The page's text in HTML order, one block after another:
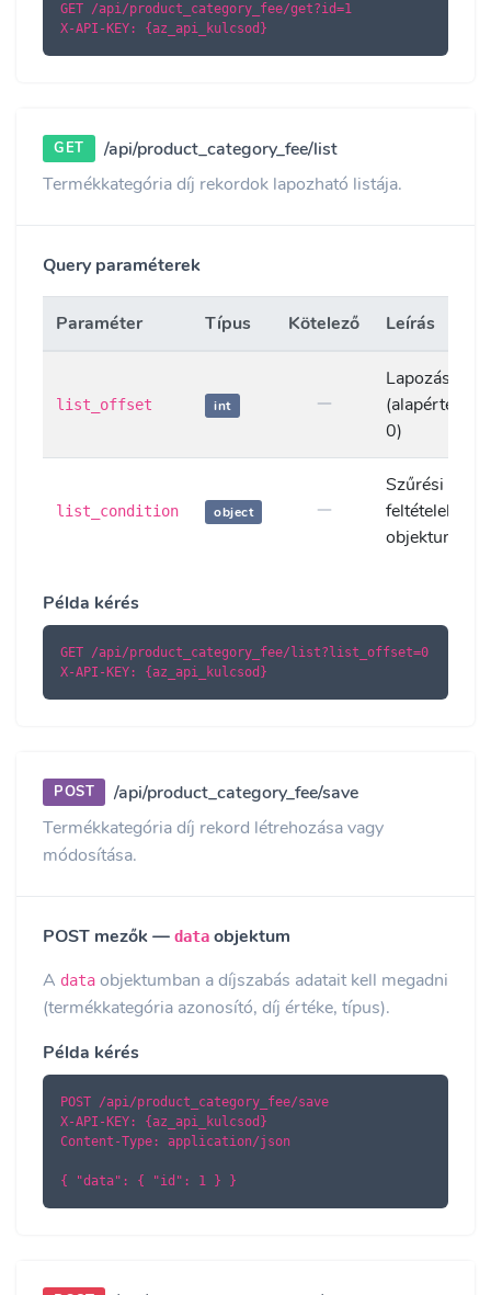
GET /api/product_category_fee/get?id=1
X-API-KEY: {az_api_kulcsod}
GET
/api/product_category_fee/list
Termékkategória díj rekordok lapozható listája.
Query paraméterek
Paraméter Típus Kötelező Leírás
list_offset int
Lapozás
0)
list_condition object
Szűrési
feltételek
objektuma
Példa kérés
GET /api/product_category_fee/list?list_offset=0
X-API-KEY: {az_api_kulcsod}
POST
/api/product_category_fee/save
Termékkategória díj rekord létrehozása vagy
módosítása.
POST mezők — data objektum
A data objektumban a díjszabás adatait kell megadni
(termékkategória azonosító, díj értéke, típus).
Példa kérés
POST /api/product_category_fee/save
X-API-KEY: {az_api_kulcsod}
Content-Type: application/json
{ "data": { "id": 1 } }